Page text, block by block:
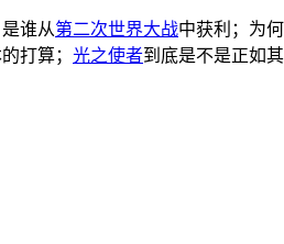
谁从第二次世界大战中获利；为
打算； 光之使者到底是不是正如其